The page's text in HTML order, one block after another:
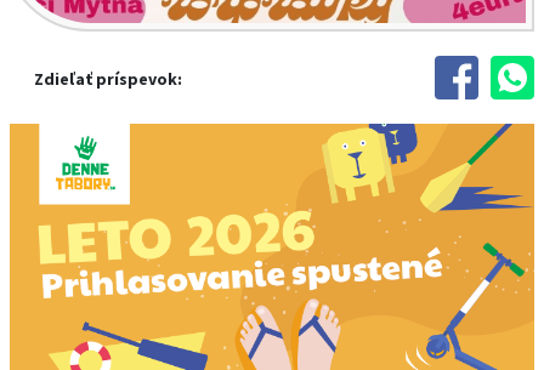
Zdieľať príspevok: